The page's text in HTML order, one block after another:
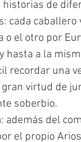
cada
o el otro por
hasta a la
recordar una
virtud de
soberbio.
además del
el propio